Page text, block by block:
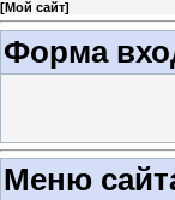
[Мой сайт]
Форма
Меню